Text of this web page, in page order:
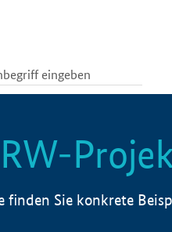
finden Sie konkrete